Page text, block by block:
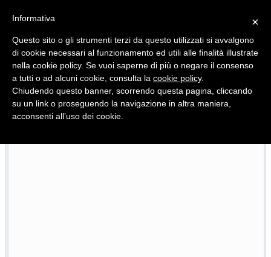
Quotidiano d'informazione distribuito in Molise con
×
Informativa
Questo sito o gli strumenti terzi da questo utilizzati si avvalgono
di cookie necessari al funzionamento ed utili alle finalità illustrate
nella cookie policy. Se vuoi saperne di più o negare il consenso
a tutti o ad alcuni cookie, consulta la cookie policy.
Chiudendo questo banner, scorrendo questa pagina, cliccando
su un link o proseguendo la navigazione in altra maniera,
acconsenti all’uso dei cookie.